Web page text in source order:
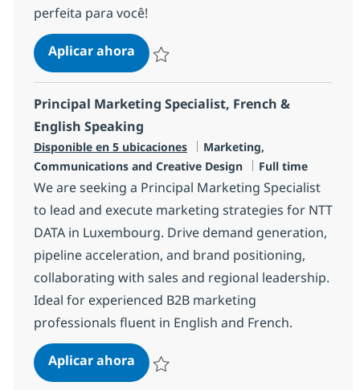
perfeita para você!
Aplicar ahoraSalesforce Developer | Lisboa
Principal Marketing Specialist, French &
English Speaking
Disponible en 5 ubicaciones Categoría
Marketing,
Communications and Creative Design
Tipo de empleo
Full time
We are seeking a Principal Marketing Specialist
to lead and execute marketing strategies for NTT
DATA in Luxembourg. Drive demand generation,
pipeline acceleration, and brand positioning,
collaborating with sales and regional leadership.
Ideal for experienced B2B marketing
professionals fluent in English and French.
Aplicar ahoraPrincipal Marketing Specialist,